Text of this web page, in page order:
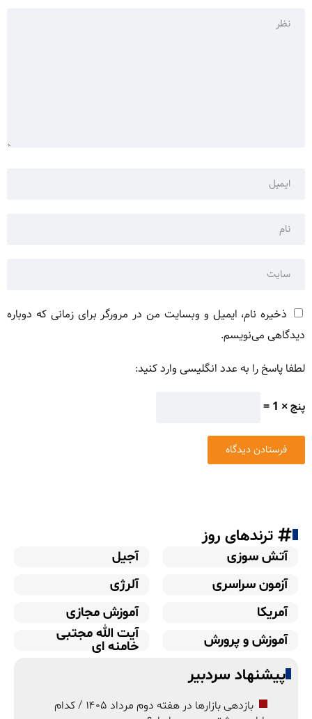
ذخیره نام، ایمیل و وبسایت من در مرورگر برای زمانی که دوباره
دیدگاهی می‌نویسم.
لطفا پاسخ را به عدد انگلیسی وارد کنید:
پنج × 1 =
ترندهای روز
آتش سوزی
آجیل
آزمون سراسری
آلرژی
آمریکا
آموزش مجازی
آموزش و پرورش
آیت الله مجتبی
خامنه ای
پیشنهاد سردبیر
بازدهی بازارها در هفته دوم مرداد ۱۴۰۵ / کدام